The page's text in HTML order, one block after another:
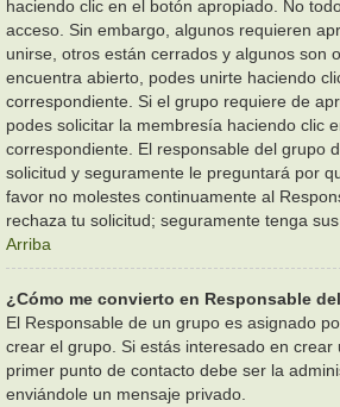
haciendo clic en el botón apropiado. No
acceso. Sin embargo, algunos requieren
unirse, otros están cerrados y algunos son
encuentra abierto, podes unirte haciendo
correspondiente. Si el grupo requiere de
podes solicitar la membresía haciendo clic
correspondiente. El responsable del grupo
solicitud y seguramente le preguntará por
favor no molestes continuamente al
rechaza tu solicitud; seguramente tenga sus
Arriba
¿Cómo me convierto en Responsable
El Responsable de un grupo es asignado
crear el grupo. Si estás interesado en crear
primer punto de contacto debe ser la
enviándole un mensaje privado.